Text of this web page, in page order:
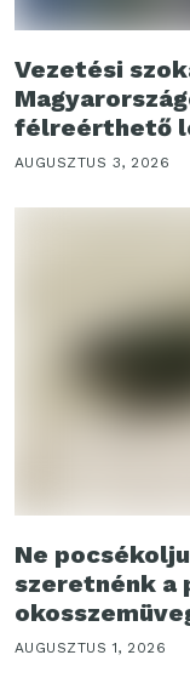
Vezetési
félreérthető
AUGUSZTUS 3, 2026
Ne
szeretnénk a
AUGUSZTUS 1, 2026